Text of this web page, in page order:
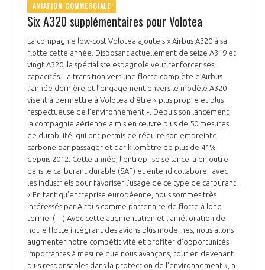
AVIATION COMMERCIALE
Six A320 supplémentaires pour Volotea
La compagnie low-cost Volotea ajoute six Airbus A320 à sa
flotte cette année. Disposant actuellement de seize A319 et
vingt A320, la spécialiste espagnole veut renforcer ses
capacités. La transition vers une flotte complète d’Airbus
l’année dernière et l’engagement envers le modèle A320
visent à permettre à Volotea d’être « plus propre et plus
respectueuse de l’environnement ». Depuis son lancement,
la compagnie aérienne a mis en œuvre plus de 50 mesures
de durabilité, qui ont permis de réduire son empreinte
carbone par passager et par kilomètre de plus de 41%
depuis 2012. Cette année, l’entreprise se lancera en outre
dans le carburant durable (SAF) et entend collaborer avec
les industriels pour favoriser l’usage de ce type de carburant.
« En tant qu’entreprise européenne, nous sommes très
intéressés par Airbus comme partenaire de flotte à long
terme. (…) Avec cette augmentation et l’amélioration de
notre flotte intégrant des avions plus modernes, nous allons
augmenter notre compétitivité et profiter d’opportunités
importantes à mesure que nous avançons, tout en devenant
plus responsables dans la protection de l’environnement », a